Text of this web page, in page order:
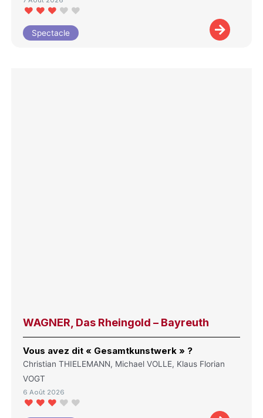
Spectacle
WAGNER, Das Rheingold – Bayreuth
Vous avez dit « Gesamtkunstwerk » ?
Christian THIELEMANN, Michael VOLLE, Klaus Florian
VOGT
6 Août 2026